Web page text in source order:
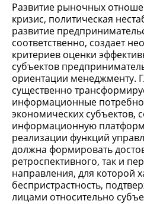
Развитие рыночных
кризис, политическая
развитие
соответственно, создает
критериев оценки
субъектов
ориентации менеджменту.
существенно
информационные
экономических субъектов,
информационную
реализации функций
должна формировать
ретроспективного, так и
направления, для которой
беспристрастность,
лицами относительно